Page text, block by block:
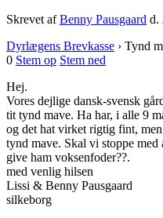
Skrevet afBenny Pausgaard d.
Dyrlægens Brevkasse › Tynd
0 Stem op Stem ned
Hej.
Vores dejlige dansk-svensk
tit tynd mave. Ha har, i alle 9
og det hat virket rigtig fint,
tynd mave. Skal vi stoppe
give ham voksenfoder??.
med venlig hilsen
Lissi & Benny Pausgaard
silkeborg